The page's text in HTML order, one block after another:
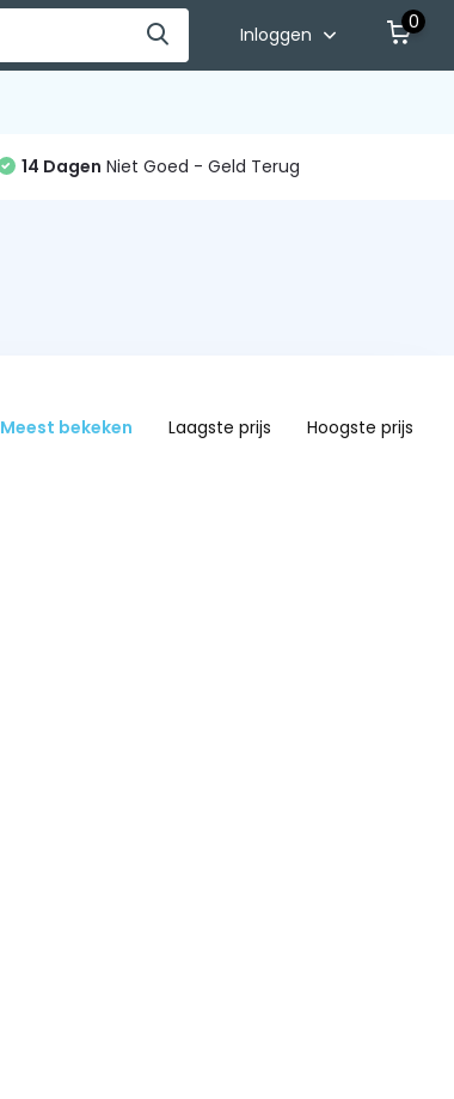
Inloggen
0
14 Dagen Niet Goed - Geld Terug
Meest bekeken Laagste prijs Hoogste prijs